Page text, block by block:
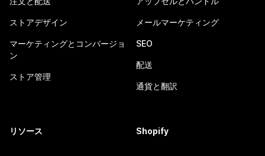
ストアデザイン
マーケティングとコンバージョ
ン
ストア管理
メールマーケティング
SEO
配送
通貨と翻訳
リソース Shopify